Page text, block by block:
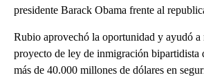
presidente Barack Obama frente al
Rubio aprovechó la oportunidad y ayudó a
proyecto de ley de inmigración bipartidista
más de 40.000 millones de dólares en